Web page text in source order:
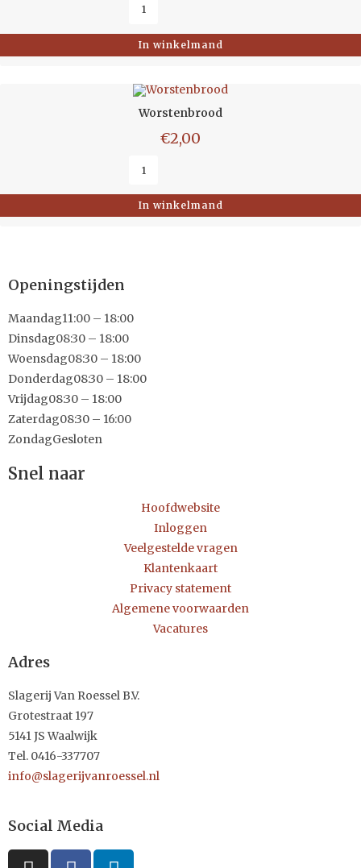
In winkelmand
Worstenbrood
€2,00
In winkelmand
Openingstijden
Maandag11:00 – 18:00
Dinsdag08:30 – 18:00
Woensdag08:30 – 18:00
Donderdag08:30 – 18:00
Vrijdag08:30 – 18:00
Zaterdag08:30 – 16:00
ZondagGesloten
Snel naar
Hoofdwebsite
Inloggen
Veelgestelde vragen
Klantenkaart
Privacy statement
Algemene voorwaarden
Vacatures
Adres
Slagerij Van Roessel B.V.
Grotestraat 197
5141 JS Waalwijk
Tel. 0416-337707
info@slagerijvanroessel.nl
Social Media